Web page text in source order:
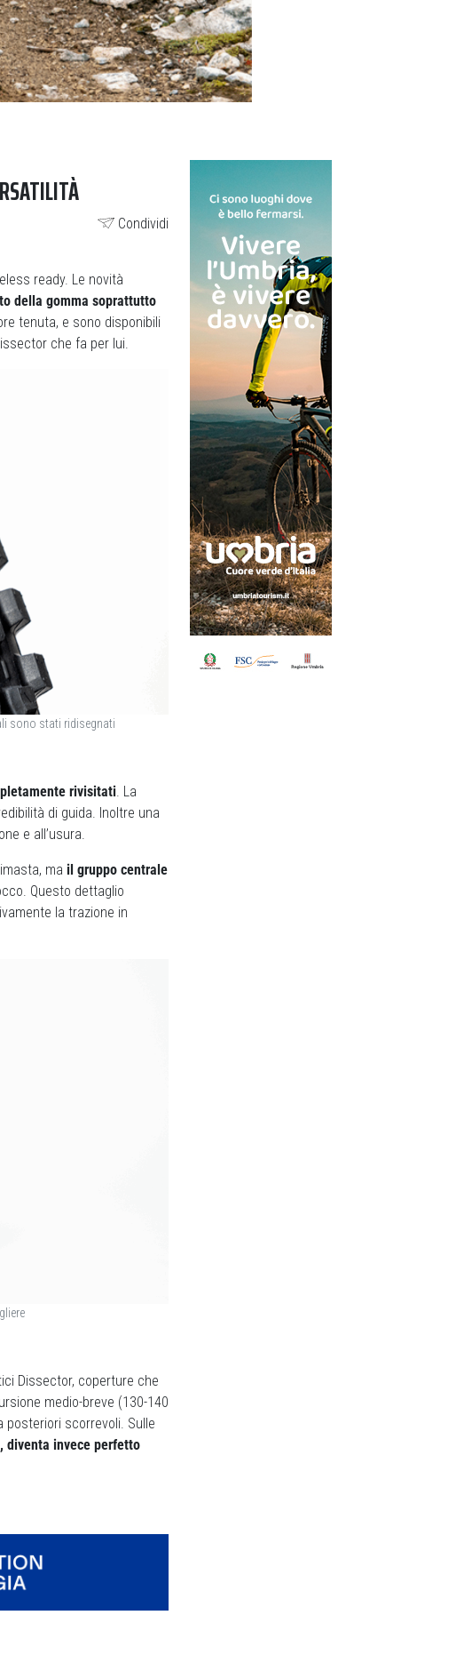
Condividi
ready. Le novità
della gomma soprattutto
tenuta, e sono disponibili
che fa per lui.
sono stati ridisegnati
rivisitati . La
di guida. Inoltre una
e all’usura.
ma il gruppo centrale
Questo dettaglio
la trazione in
Dissector, coperture che
medio-breve (130-140
scorrevoli. Sulle
diventa invece perfetto